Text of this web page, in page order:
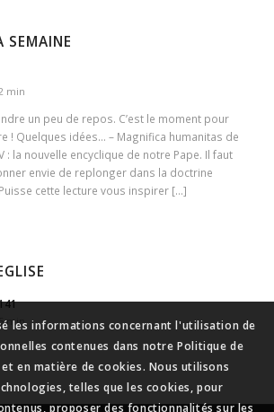
SEMAINE
min
un peu de repos. C’est le moment pour
! Quelques idées… – Magnifica humanitas de
: la nouvelle encyclique de notre Pape. Il faut
envie de replonger dans la doctrine
cette lecture vous inspirer […]
minles informations concernant l'utilisation de
contenues dans notre Politique de
en matière de cookies. Nous utilisons
telles que les cookies, pour
proposer des fonctionnalités sur les